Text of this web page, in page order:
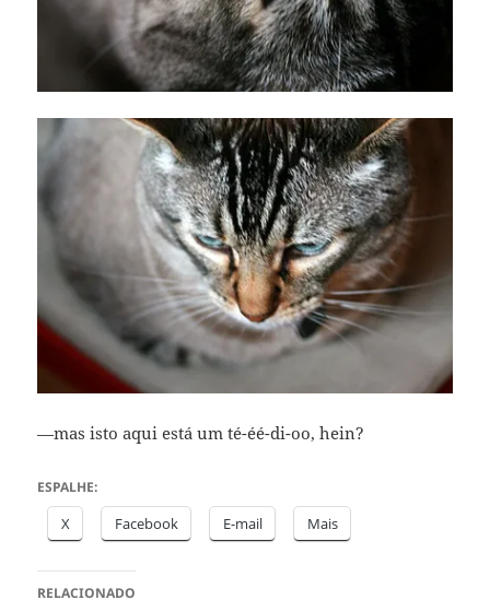
—mas isto aqui está um té-éé-di-oo, hein?
ESPALHE:
X Facebook E-mail Mais
RELACIONADO